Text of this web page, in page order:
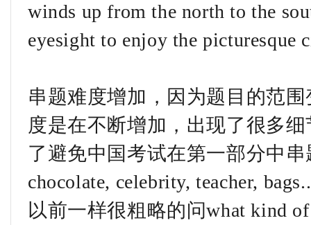
winds up from the north to the
eyesight to enjoy the picturesque
串题难度增加，因为题目的范
度是在不断增加，出现了很多
了避免中国考试在第一部分中
chocolate, celebrity, teacher,
以前一样很粗略的问what kind